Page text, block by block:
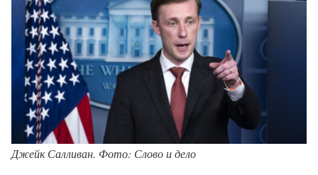
Джейк Салливан. Фото: Слово и дело